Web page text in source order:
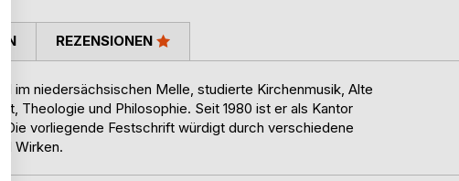
im niedersächsischen Melle, studierte Kirchenmusik, Alte
Theologie und Philosophie. Seit 1980 ist er als Kantor
vorliegende Festschrift würdigt durch verschiedene
Wirken.
REZENSIONEN